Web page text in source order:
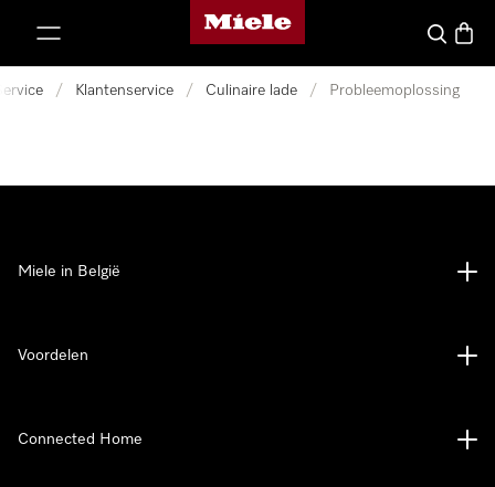
Miele homepage
Wat zoek
/ Klantenservice / Culinaire lade / Probleemoplossing
Miele in België
Voordelen
Connected Home